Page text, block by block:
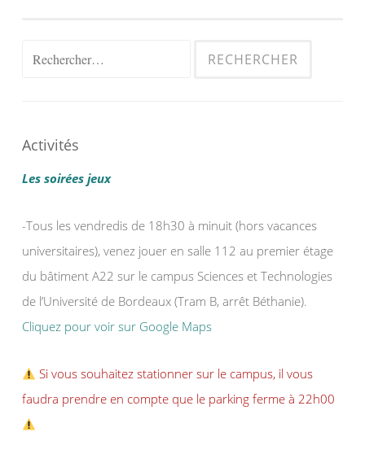
Rechercher :
Activités
Les soirées jeux
-Tous les vendredis de 18h30 à minuit (hors vacances
universitaires), venez jouer en salle 112 au premier étage
du bâtiment A22 sur le campus Sciences et Technologies
de l’Université de Bordeaux (Tram B, arrêt Béthanie).
Cliquez pour voir sur Google Maps
Si vous souhaitez stationner sur le campus, il vous
faudra prendre en compte que le parking ferme à 22h00